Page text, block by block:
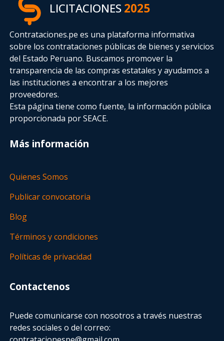
LICITACIONES2025
Contrataciones.pe es una plataforma informativa
sobre los contrataciones públicas de bienes y servicios
del Estado Peruano. Buscamos promover la
transparencia de las compras estatalesy ayudamos a
las instituciones a encontrar a los mejores
proveedores.
Esta página tiene como fuente, la información pública
proporcionada por SEACE.
Más información
Quienes Somos
Publicar convocatoria
Blog
Términos y condiciones
Políticas de privacidad
Contactenos
Puede comunicarse con nosotros a través nuestras
redes sociales o del correo: